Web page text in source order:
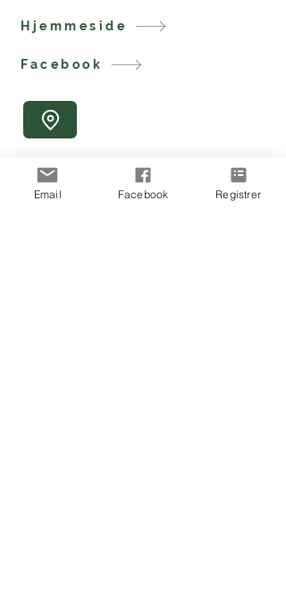
Hjemmeside
Facebook
forrige
Email Facebook Registrer